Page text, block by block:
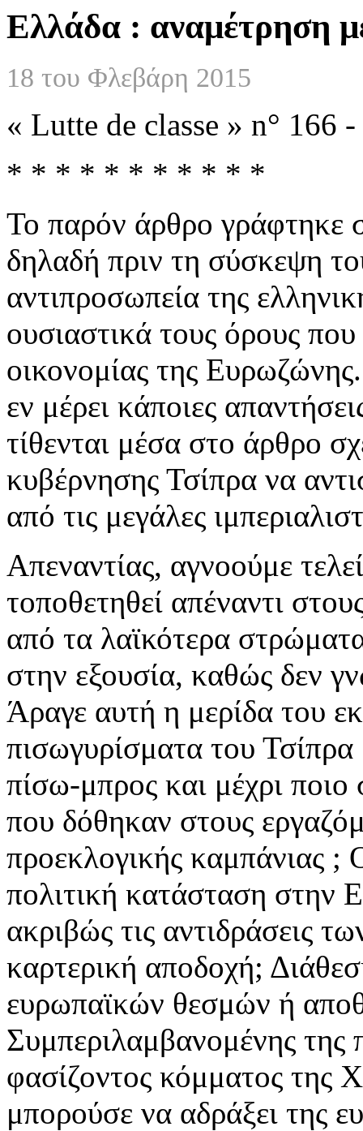
Ελλάδα : αναμέτρηση
18 του Φλεβάρη 2015
« Lutte de classe » n° 166
* * * * * * * * * * *
Το παρόν άρθρο γράφτηκε
δηλαδή πριν τη σύσκεψη
αντιπροσωπεία της
ουσιαστικά τους όρους
οικονομίας της
εν μέρει κάποιες
τίθενται μέσα στο άρθρο
κυβέρνησης Τσίπρα να
από τις μεγάλες
Απεναντίας, αγνοούμε
τοποθετηθεί απέναντι
από τα λαϊκότερα
στην εξουσία, καθώς δεν
Άραγε αυτή η μερίδα του
πισωγυρίσματα του Τσίπρα
πίσω-μπρος και μέχρι ποιο
που δόθηκαν στους
προεκλογικής καμπάνιας ;
πολιτική κατάσταση στην
ακριβώς τις αντιδράσεις
καρτερική αποδοχή;
ευρωπαϊκών θεσμών ή
Συμπεριλαμβανομένης της
φασίζοντος κόμματος της
μπορούσε να αδράξει της